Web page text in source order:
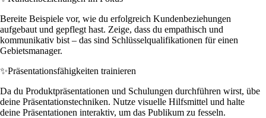
Bereite Beispiele vor, wie du erfolgreich Kundenbeziehungen
aufgebaut und gepflegt hast. Zeige, dass du empathisch und
kommunikativ bist – das sind Schlüsselqualifikationen für einen
Gebietsmanager.
✨Präsentationsfähigkeiten trainieren
Da du Produktpräsentationen und Schulungen durchführen wirst, übe
deine Präsentationstechniken. Nutze visuelle Hilfsmittel und halte
deine Präsentationen interaktiv, um das Publikum zu fesseln.